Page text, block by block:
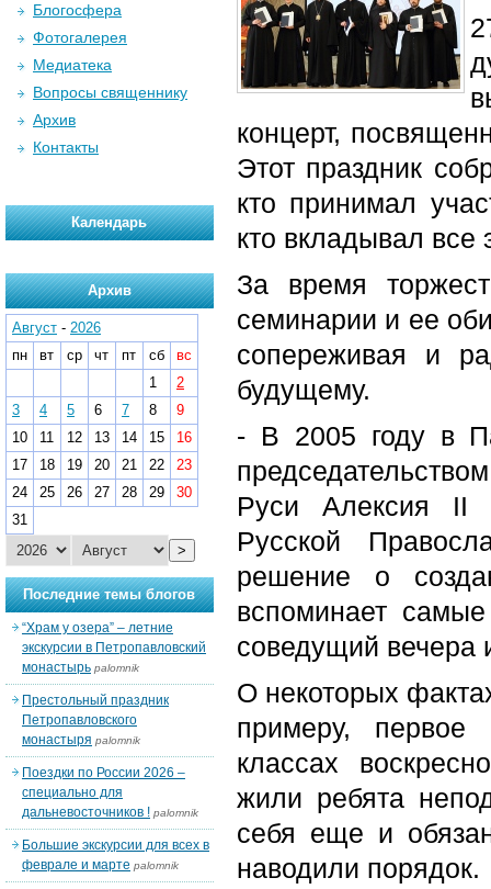
концерт,
Этот праздник
кто принимал
кто вкладывал все
За время
семинарии и ее
сопереживая и
будущему.
- В 2005 году в
Руси Алексия II
Русской
решение о
вспоминает
соведущий вечера
О некоторых
примеру, первое
классах
жили ребята
себя еще и
наводили порядок.
Блогосфера
Фотогалерея
Медиатека
Вопросы священнику
Архив
Контакты
Календарь
Архив
Август - 2026
пн
вт ср чт пт сб
вс
1
2
3
4 5 6 7 8
9
10
11 12 13 14 15
16
17
18 19 20 21 22
23
24
25 26 27 28 29
30
31
>
Последние темы блогов
“Храм у озера” – летние
экскурсии в Петропавловский
монастырь palomnik
Престольный праздник
Петропавловского
монастыря palomnik
Поездки по России 2026 –
специально для
дальневосточников ! palomnik
Большие экскурсии для всех в
феврале и марте palomnik